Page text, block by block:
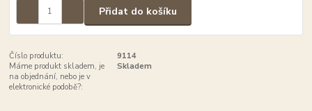
Přidat do košíku
Číslo produktu:
9114
Máme produkt skladem, je
na objednání, nebo je v
elektronické podobě?:
Skladem